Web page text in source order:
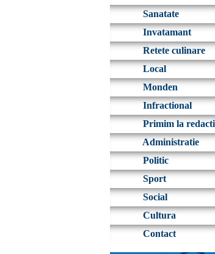
Sanatate
Invatamant
Retete culinare
Local
Monden
Infractional
Primim la
Administratie
Politic
Sport
Social
Cultura
Contact